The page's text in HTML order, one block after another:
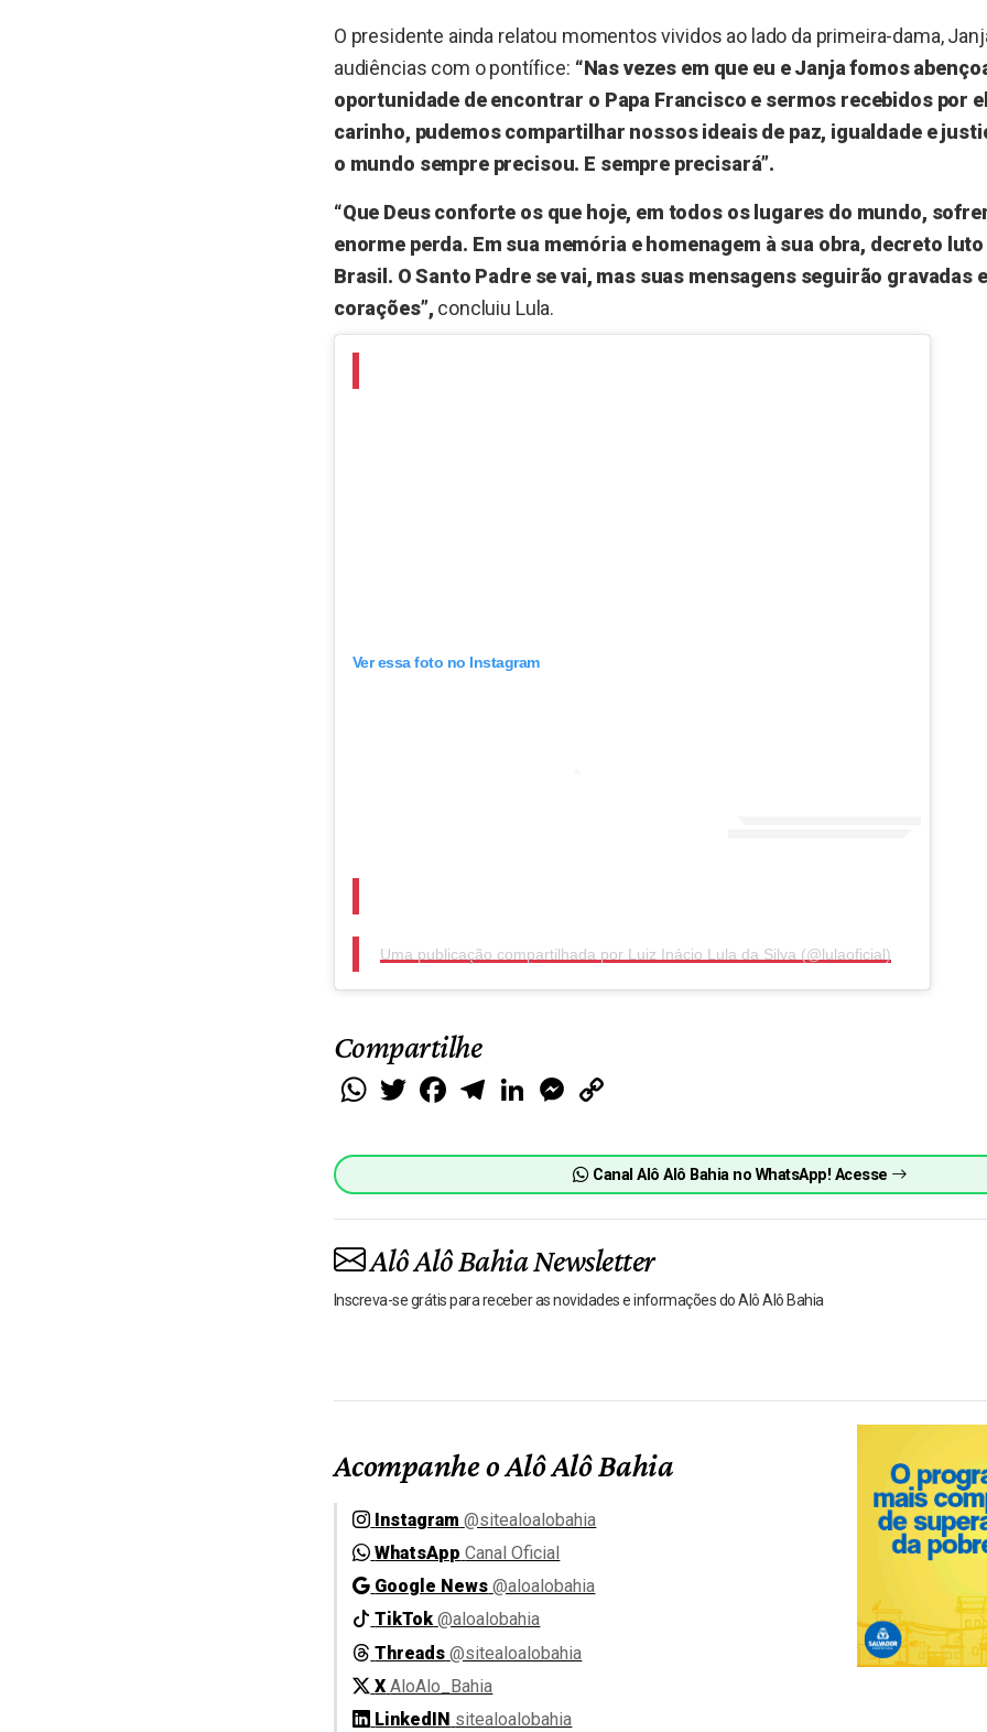
O presidente ainda relatou momentos vividos ao lado da primeira-dama,
audiências com o pontífice: “Nas vezes em que eu e Janja fomos
oportunidade de encontrar o Papa Francisco e sermos recebidos por
carinho, pudemos compartilhar nossos ideais de paz, igualdade e
o mundo sempre precisou. E sempre precisará”.
“Que Deus conforte os que hoje, em todos os lugares do mundo,
enorme perda. Em sua memória e homenagem à sua obra, decreto
Brasil. O Santo Padre se vai, mas suas mensagens seguirão gravadas
corações”, concluiu Lula.
Ver essa foto no Instagram
Uma publicação compartilhada por Luiz Inácio Lula da Silva (@lulaoficial)
Compartilhe
WhatsApp
Twitter FacebookTelegramLinkedIn Messenger
Canal Alô Alô Bahia no WhatsApp! Acesse
Alô Alô Bahia Newsletter
Inscreva-se grátis para receber as novidades e informações do Alô Alô Bahia
Acompanhe o Alô Alô Bahia
Instagram @sitealoalobahia
WhatsApp Canal Oficial
Google News @aloalobahia
TikTok @aloalobahia
Threads @sitealoalobahia
X AloAlo_Bahia
LinkedIN sitealoalobahia